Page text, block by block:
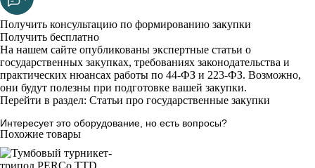
Получить консультацию по формированию закупки
Получить бесплатно
На нашем сайте опубликованы экспертные статьи о
государственных закупках, требованиях законодательства и
практических нюансах работы по 44-ФЗ и 223-ФЗ. Возможно,
они будут полезны при подготовке вашей закупки.
Перейти в раздел: Статьи про государственные закупки
Интересует это оборудование, но есть вопросы?
Похожие товары